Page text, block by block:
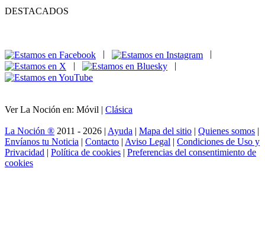
DESTACADOS
|
|
Ver La Noción en: Móvil | Clásica
La Noción ® 2011 - 2026 | Ayuda | Mapa del sitio | Quienes somos |
Envíanos tu Noticia | Contacto | Aviso Legal | Condiciones de Uso y
Privacidad | Política de cookies | Preferencias del consentimiento de
cookies